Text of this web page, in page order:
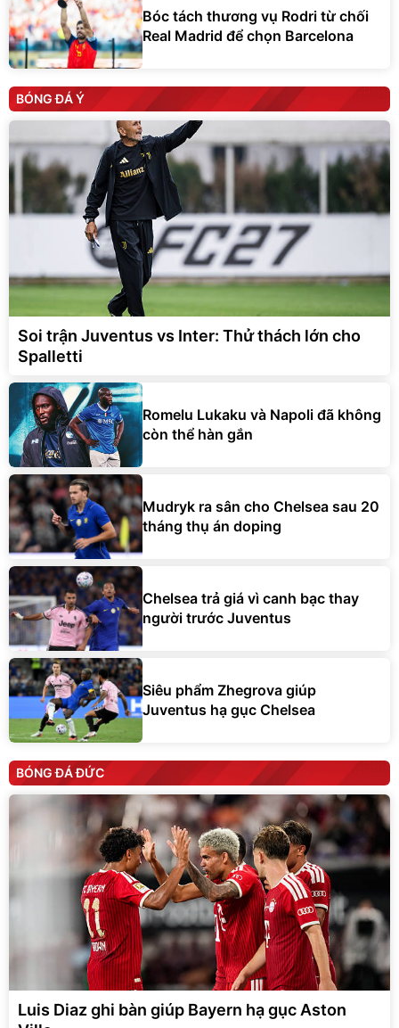
Bóc tách thương vụ Rodri từ chối
Real Madrid để chọn Barcelona
BÓNG ĐÁ Ý
Soi trận Juventus vs Inter: Thử thách lớn cho
Spalletti
Romelu Lukaku và Napoli đã không
còn thể hàn gắn
Mudryk ra sân cho Chelsea sau 20
tháng thụ án doping
Chelsea trả giá vì canh bạc thay
người trước Juventus
Siêu phẩm Zhegrova giúp
Juventus hạ gục Chelsea
BÓNG ĐÁ ĐỨC
Luis Diaz ghi bàn giúp Bayern hạ gục Aston